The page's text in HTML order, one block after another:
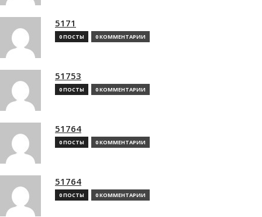
5171
0 ПОСТЫ 0 КОММЕНТАРИИ
51753
0 ПОСТЫ 0 КОММЕНТАРИИ
51764
0 ПОСТЫ 0 КОММЕНТАРИИ
51764
0 ПОСТЫ 0 КОММЕНТАРИИ